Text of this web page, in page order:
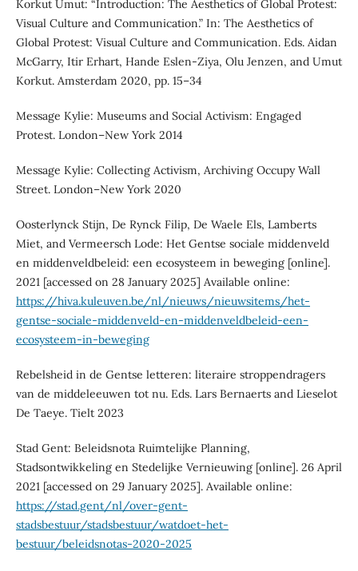
Korkut Umut: “Introduction: The Aesthetics of Global Protest:
Visual Culture and Communication.” In: The Aesthetics of
Global Protest: Visual Culture and Communication. Eds. Aidan
McGarry, Itir Erhart, Hande Eslen-Ziya, Olu Jenzen, and Umut
Korkut. Amsterdam 2020, pp. 15–34
Message Kylie: Museums and Social Activism: Engaged
Protest. London–New York 2014
Message Kylie: Collecting Activism, Archiving Occupy Wall
Street. London–New York 2020
Oosterlynck Stijn, De Rynck Filip, De Waele Els, Lamberts
Miet, and Vermeersch Lode: Het Gentse sociale middenveld
en middenveldbeleid: een ecosysteem in beweging [online].
2021 [accessed on 28 January 2025] Available online:
https://hiva.kuleuven.be/nl/nieuws/nieuwsitems/het-
gentse-sociale-middenveld-en-middenveldbeleid-een-
ecosysteem-in-beweging
Rebelsheid in de Gentse letteren: literaire stroppendragers
van de middeleeuwen tot nu. Eds. Lars Bernaerts and Lieselot
De Taeye. Tielt 2023
Stad Gent: Beleidsnota Ruimtelijke Planning,
Stadsontwikkeling en Stedelijke Vernieuwing [online]. 26 April
2021 [accessed on 29 January 2025]. Available online:
https://stad.gent/nl/over-gent-
stadsbestuur/stadsbestuur/watdoet-het-
bestuur/beleidsnotas-2020-2025